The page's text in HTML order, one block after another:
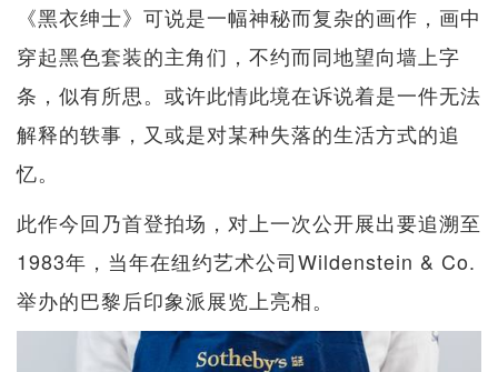
《黑衣绅士》可说是一幅神秘而复杂的画作，画中
穿起黑色套装的主角们，不约而同地望向墙上字
条，似有所思。或许此情此境在诉说着是一件无法
解释的轶事，又或是对某种失落的生活方式的追
忆。
此作今回乃首登拍场，对上一次公开展出要追溯至
1983年，当年在纽约艺术公司Wildenstein & Co.
举办的巴黎后印象派展览上亮相。